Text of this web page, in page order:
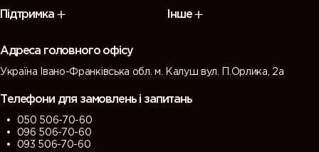
Підтримка Інше
Адреса головного офісу
Україна Івано-Франківська обл. м. Калуш вул. П.Орлика, 2а
Телефони для замовлень і запитань
050 506-70-60
096 506-70-60
093 506-70-60